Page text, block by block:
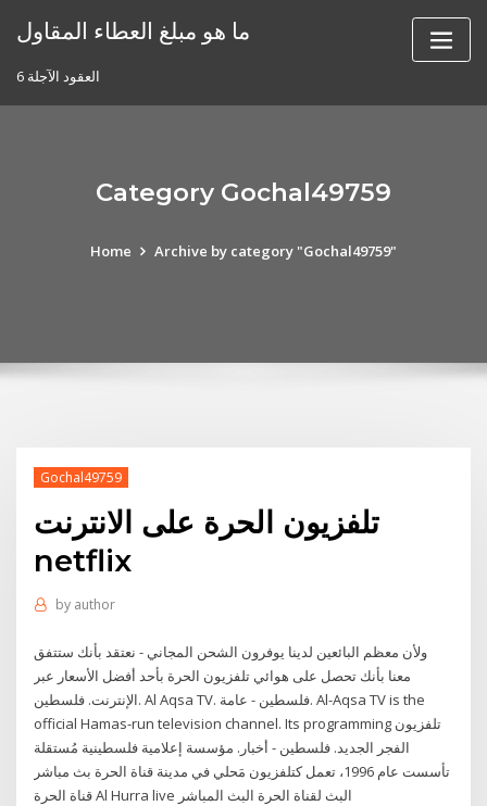
ما هو مبلغ العطاء المقاول
6 العقود الآجلة
Category Gochal49759
Home Archive by category "Gochal49759"
Gochal49759
تلفزيون الحرة على الانترنت
netflix
by author
ولأن معظم البائعين لدينا يوفرون الشحن المجاني - نعتقد بأنك ستتفق
معنا بأنك تحصل على هوائي تلفزيون الحرة بأحد أفضل الأسعار عبر
الإنترنت. فلسطين. Al Aqsa TV. فلسطين - عامة. Al-Aqsa TV is the
official Hamas-run television channel. Its programming تلفزيون
الفجر الجديد. فلسطين - أخبار. مؤسسة إعلامية فلسطينية مُستقلة
تأسست عام 1996، تعمل كتلفزيون مَحلي في مدينة قناة الحرة بث مباشر
قناة الحرة Al Hurra live البث لقناة الحرة البث المباشر